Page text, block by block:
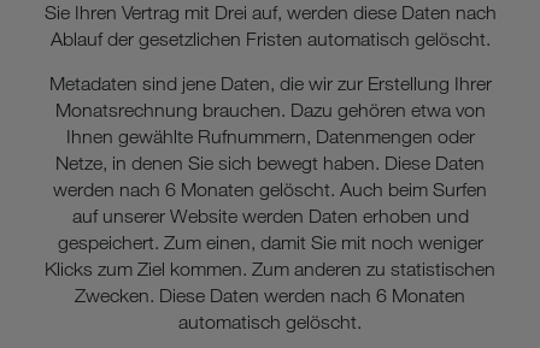
Sie Ihren Vertrag mit Drei auf, werden diese Daten nach
Ablauf der gesetzlichen Fristen automatisch gelöscht.
Metadaten sind jene Daten, die wir zur Erstellung Ihrer
Monatsrechnung brauchen. Dazu gehören etwa von
Ihnen gewählte Rufnummern, Datenmengen oder
Netze, in denen Sie sich bewegt haben. Diese Daten
werden nach 6 Monaten gelöscht. Auch beim Surfen
auf unserer Website werden Daten erhoben und
gespeichert. Zum einen, damit Sie mit noch weniger
Klicks zum Ziel kommen. Zum anderen zu statistischen
Zwecken. Diese Daten werden nach 6 Monaten
automatisch gelöscht.